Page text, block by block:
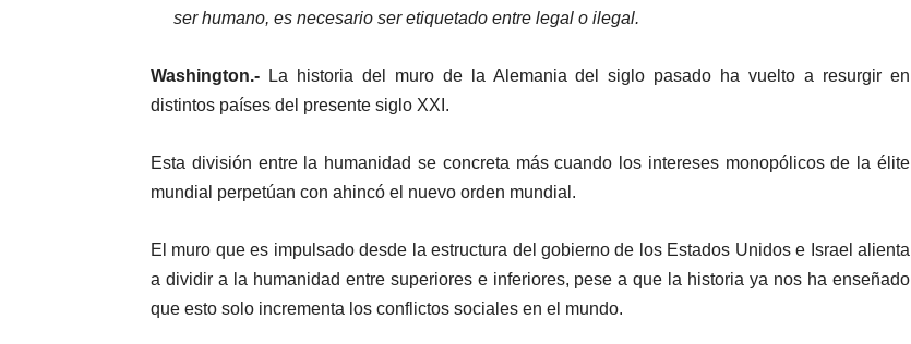
ser humano, es necesario ser etiquetado entre legal o ilegal.
Washington.-
La historia del muro de la Alemania del siglo pasado ha vuelto a resurgir en
distintos países del presente siglo XXI.
Esta división entre la humanidad se concreta más cuando los intereses monopólicos de la élite
mundial perpetúan con ahincó el nuevo orden mundial.
El muro que es impulsado desde la estructura del gobierno de los Estados Unidos e Israel alienta
a dividir a la humanidad entre superiores e inferiores, pese a que la historia ya nos ha enseñado
que esto solo incrementa los conflictos sociales en el mundo.